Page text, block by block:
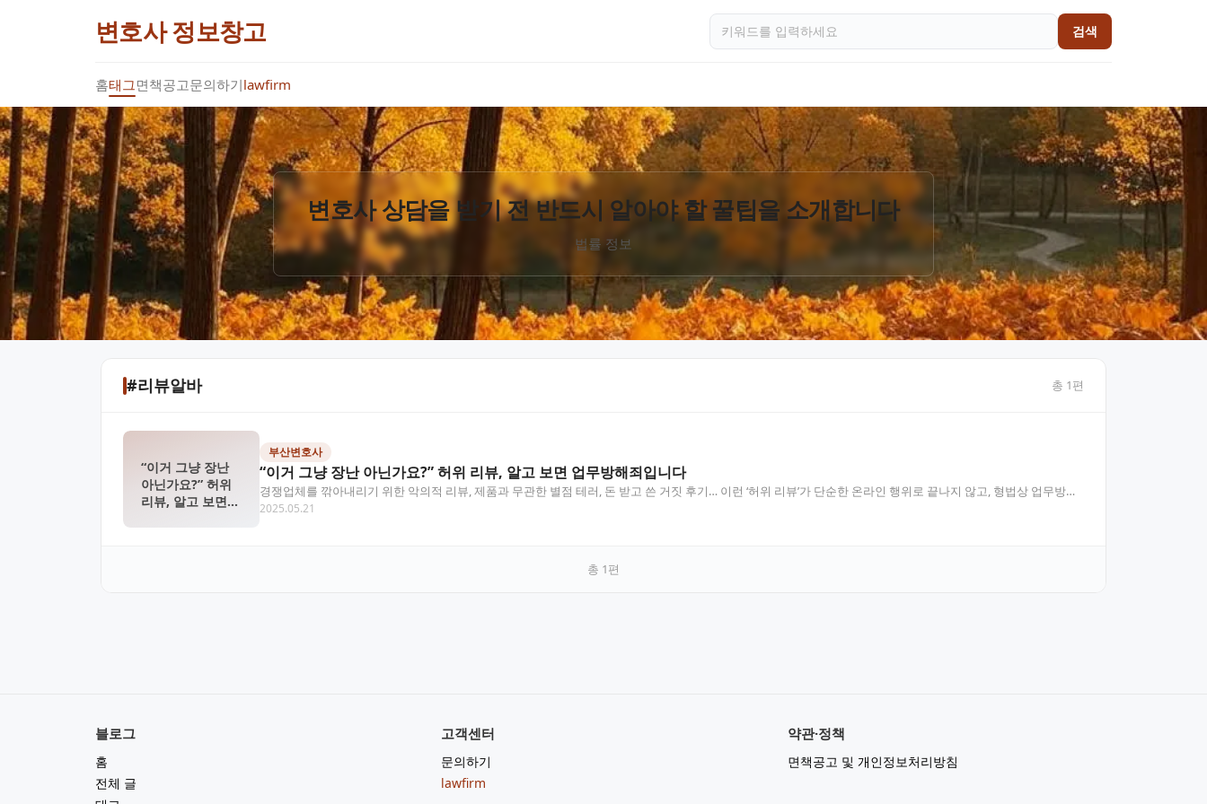
변호사 정보창고 검색
홈태그면책공고문의하기lawfirm
변호사 상담을 받기 전 반드시 알아야 할 꿀팁을 소개합니다
법률 정보
#리뷰알바 총 1편
“이거 그냥 장난
아닌가요?” 허위
리뷰, 알고 보면
부산변호사
“이거 그냥 장난 아닌가요?” 허위 리뷰, 알고 보면 업무방해죄입니다
경쟁업체를 깎아내리기 위한 악의적 리뷰, 제품과 무관한 별점 테러, 돈 받고 쓴 거짓 후기… 이런 ‘허위 리뷰’가 단순한 온라인 행위로 끝나지 않고, 형법상 업무방해
죄로 형사처벌될…
2025.05.21
총 1편
블로그
홈
전체 글
고객센터
문의하기
lawfirm
약관·정책
면책공고 및 개인정보처리방침